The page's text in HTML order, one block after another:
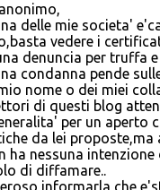
delle mie societa'
vedere i
denuncia per truffa
condanna pende
nome o dei miei
di questi blog
per un aperto
da lei proposte,ma
ha nessuna
di diffamare..
informarla che